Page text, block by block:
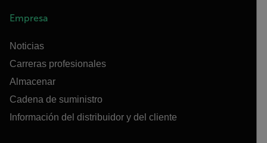
Empresa
Noticias
Carreras profesionales
Almacenar
Cadena de suministro
Información del distribuidor y del cliente